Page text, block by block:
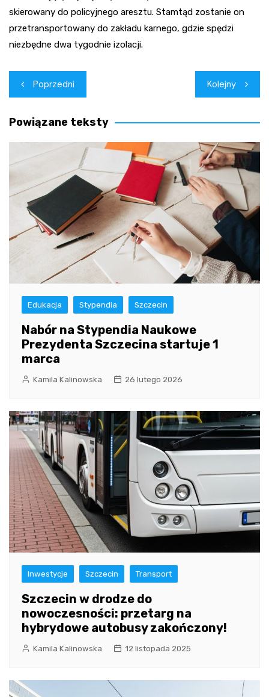
skierowany do policyjnego aresztu. Stamtąd zostanie on
przetransportowany do zakładu karnego, gdzie spędzi
niezbędne dwa tygodnie izolacji.
Nawigacja
wpisu
Poprzedni Kolejny
Powiązane teksty
Edukacja Stypendia Szczecin
Nabór na Stypendia Naukowe
Prezydenta Szczecina startuje 1
marca
Kamila Kalinowska 26 lutego 2026
Inwestycje Szczecin Transport
Szczecin w drodze do
nowoczesności: przetarg na
hybrydowe autobusy zakończony!
Kamila Kalinowska 12 listopada 2025